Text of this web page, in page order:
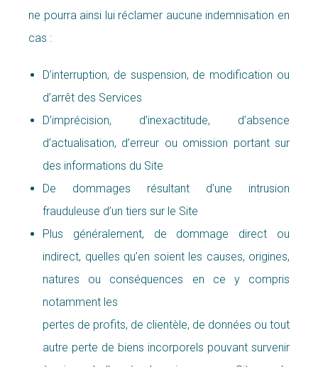
ne pourra ainsi lui réclamer aucune indemnisation en
cas :
D’interruption, de suspension, de modification ou
d’arrêt des Services
D’imprécision, d’inexactitude, d’absence
d’actualisation, d’erreur ou omission portant sur
des informations du Site
De dommages résultant d’une intrusion
frauduleuse d’un tiers sur le Site
Plus généralement, de dommage direct ou
indirect, quelles qu’en soient les causes, origines,
natures ou conséquences en ce y compris
notamment les
pertes de profits, de clientèle, de données ou tout
autre perte de biens incorporels pouvant survenir